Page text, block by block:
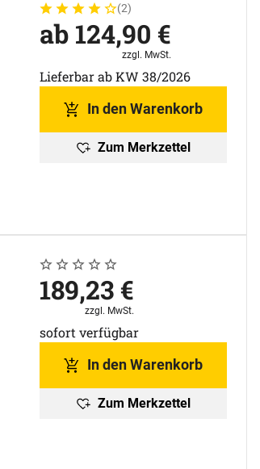
Bewertung: 4 von 5 (2 Bewertungen)
2 Bewertungen
(2)
ab:
ab 124,90 €
Steuerhinweis:
zzgl. MwSt.
Lieferbar ab KW 38/2026
In den Warenkorb
Zum Merkzettel
Noch keine Bewertungen abgegeben
0 Bewertungen
189,23€
Steuerhinweis:
zzgl. MwSt.
sofort verfügbar
In den Warenkorb
Zum Merkzettel